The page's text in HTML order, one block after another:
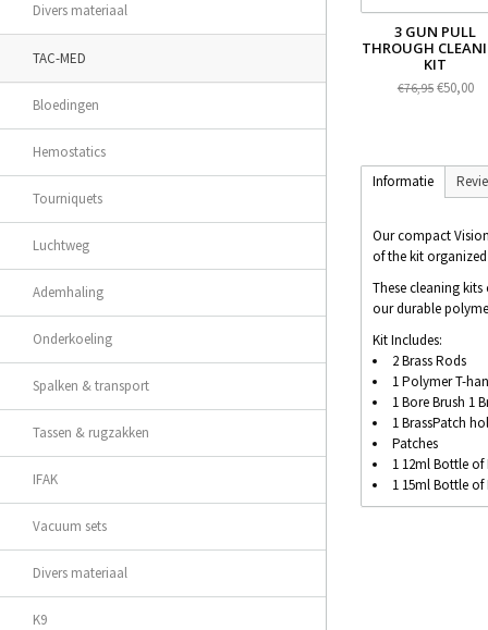
Divers materiaal
TAC-MED
Bloedingen
Hemostatics
Tourniquets
Luchtweg
Ademhaling
Onderkoeling
Spalken & transport
Tassen & rugzakken
IFAK
Vacuum sets
Divers materiaal
K9
3 GUN PULL
THROUGH
KIT
€76,95€50,00
Informatie
Our compact
of the kit
These cleaning
our durable
Kit Includes:
2 Brass Rods
1 Polymer T-
1 Bore Brush 1
1 BrassPatch
Patches
1 12ml Bottle
1 15ml Bottle